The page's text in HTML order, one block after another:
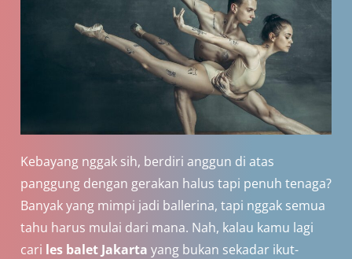
Kebayang nggak sih, berdiri anggun di atas
panggung dengan gerakan halus tapi penuh tenaga?
Banyak yang mimpi jadi ballerina, tapi nggak semua
tahu harus mulai dari mana. Nah, kalau kamu lagi
cari les balet Jakarta yang bukan sekadar ikut-